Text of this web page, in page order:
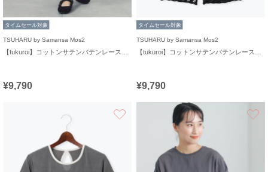
タイムセール対象
TSUHARU by Samansa Mos2
¥9,790
タイムセール対象
TSUHARU by Samansa Mos2
¥9,790